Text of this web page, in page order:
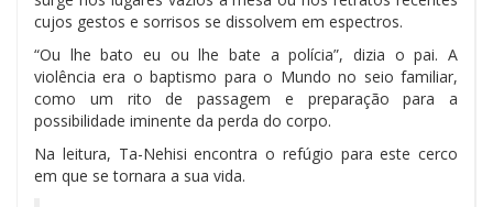
cujos gestos e sorrisos se dissolvem em espectros.
“Ou lhe bato eu ou lhe bate a polícia”, dizia o pai. A
violência era o baptismo para o Mundo no seio familiar,
como um rito de passagem e preparação para a
possibilidade iminente da perda do corpo.
Na leitura, Ta-Nehisi encontra o refúgio para este cerco
em que se tornara a sua vida.